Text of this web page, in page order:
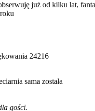
już od kilku lat,
24216
sama została
gości.